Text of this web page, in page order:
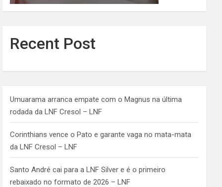
Recent Post
Umuarama arranca empate com o Magnus na última
rodada da LNF Cresol – LNF
Corinthians vence o Pato e garante vaga no mata-mata
da LNF Cresol – LNF
Santo André cai para a LNF Silver e é o primeiro
rebaixado no formato de 2026 – LNF